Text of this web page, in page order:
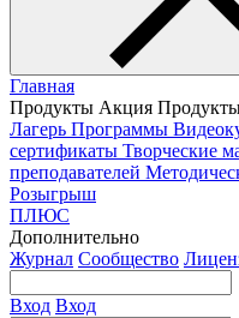
Главная
Продукты Акция
Лагерь Программы
сертификаты Творческие
преподавателей
Розыгрыш
ПЛЮС
Дополнительно
Журнал Сообщество
Вход Вход